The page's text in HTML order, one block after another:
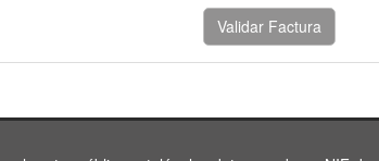
Validar Factura